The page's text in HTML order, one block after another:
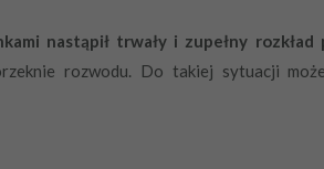
nastąpił trwały i zupełny rozkład
rozwodu. Do takiej sytuacji